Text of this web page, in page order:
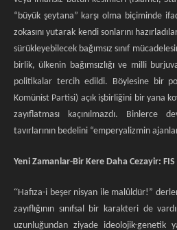
“büyük şeytana” karşı olma biçiminde
zokasını yutarak kendi sonlarını
sürükleyebilecek bağımsız sınıf
birlik, ülkenin bağımsızlığı ve milli
politikalar tercih edildi. Böylesine bir
Komünist Partisi) açık işbirliğini bir yana
zayıflatması kaçınılmazdı. Binlerce
tavırlarının bedelini “emperyalizmin
Yeni Zamanlar-Bir Kere Daha Cezayir:
“Hafıza-i beşer nisyan ile malûldür!”
zayıflığının sınıfsal bir karakteri de
uzunluğundan ziyade ideolojik-genetik